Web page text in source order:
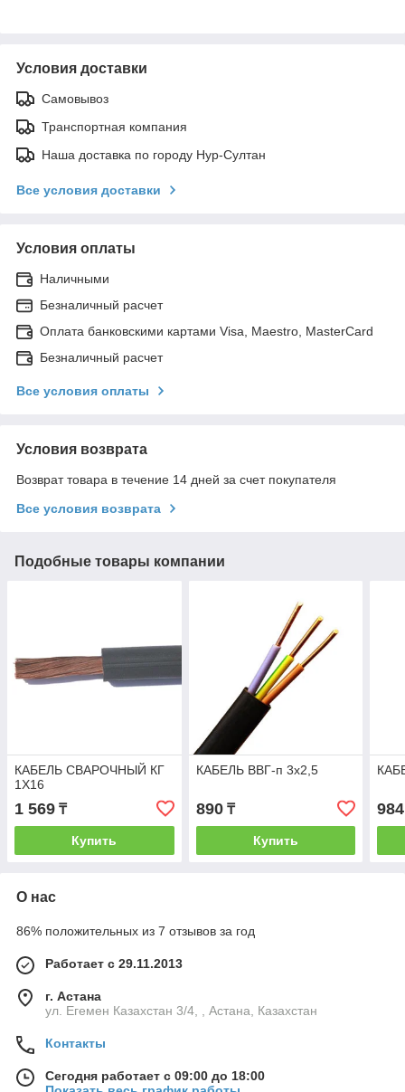
Условия доставки
Самовывоз
Транспортная компания
Наша доставка по городу Нур-Султан
Все условия доставки
Условия оплаты
Наличными
Безналичный расчет
Оплата банковскими картами Visa, Maestro, MasterCard
Безналичный расчет
Все условия оплаты
Условия возврата
Возврат товара в течение 14 дней за счет покупателя
Все условия возврата
Подобные товары компании
КАБЕЛЬ СВАРОЧНЫЙ КГ
1Х16
1 569 ₸
Купить
КАБЕЛЬ ВВГ-п 3х2,5
890₸
Купить
984
О нас
86% положительных из 7 отзывов за год
Работает с 29.11.2013
г. Астана
ул. Егемен Казахстан 3/4, , Астана, Казахстан
Контакты
Сегодня работает с 09:00 до 18:00